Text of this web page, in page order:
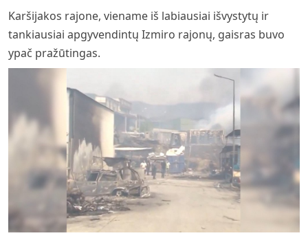
Karšijakos rajone, viename iš labiausiai išvystytų ir
tankiausiai apgyvendintų Izmiro rajonų, gaisras buvo
ypač pražūtingas.